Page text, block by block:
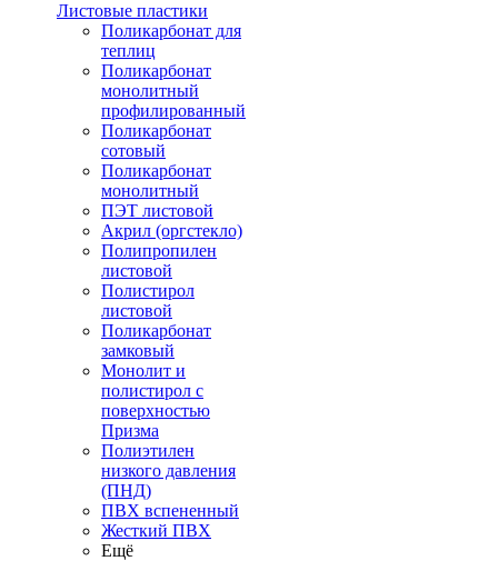
Листовые пластики
Поликарбонат для
теплиц
Поликарбонат
монолитный
профилированный
Поликарбонат
сотовый
Поликарбонат
монолитный
ПЭТ листовой
Акрил (оргстекло)
Полипропилен
листовой
Полистирол
листовой
Поликарбонат
замковый
Монолит и
полистирол с
поверхностью
Призма
Полиэтилен
низкого давления
(ПНД)
ПВХ вспененный
Жесткий ПВХ
Ещё